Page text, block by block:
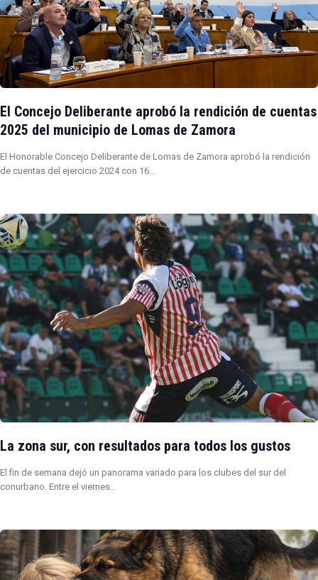
El Concejo Deliberante aprobó la rendición de cuentas
2025 del municipio de Lomas de Zamora
El Honorable Concejo Deliberante de Lomas de Zamora aprobó la rendición
de cuentas del ejercicio 2024 con 16…
La zona sur, con resultados para todos los gustos
El fin de semana dejó un panorama variado para los clubes del sur del
conurbano. Entre el viernes…